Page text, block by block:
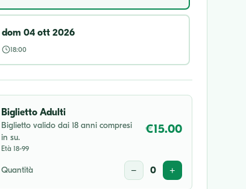
dom 04 ott 2026
18:00
Biglietto Adulti
Biglietto valido dai 18 anni compresi
in su.
Età 18-99
€15.00
Quantità − 0 +